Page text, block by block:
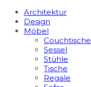
Architektur
Design
Möbel
Couchtische
Sessel
Stühle
Tische
Regale